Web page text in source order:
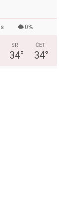
0%
SRI
34°
ČET
34°